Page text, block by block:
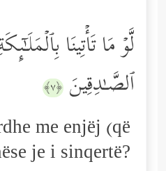
لَّوۡ مَا تَأۡتِینَا
ٱلصَّـٰدِقِینَ ﴿٧﴾
me enjëj (që
je i sinqertë?